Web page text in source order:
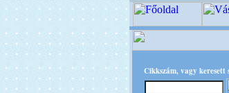
Cikkszám, vagy keresett
+++++++ OPITEC - A Kreatív